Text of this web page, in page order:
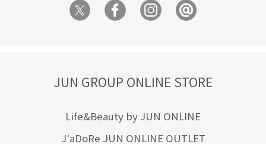
美easy 美easy_linen_ALL
JUN GROUP ONLINE STORE
Life&Beauty by JUN ONLINE
J'aDoRe JUN ONLINE OUTLET